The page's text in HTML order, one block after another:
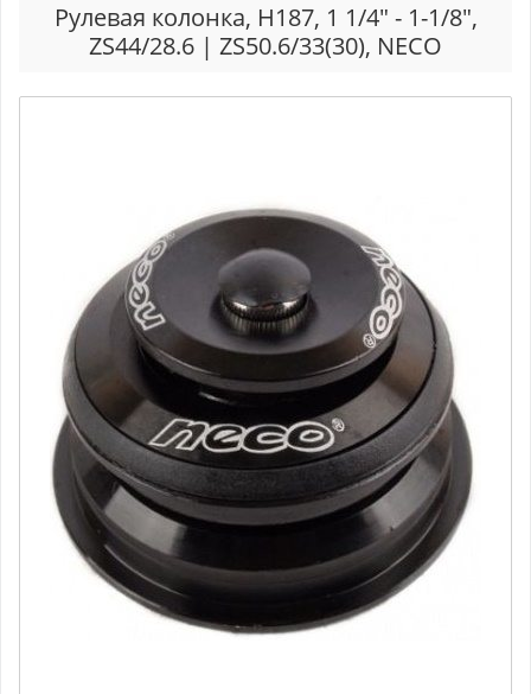
Рулевая колонка, H187, 1 1/4" - 1-1/8",
ZS44/28.6 | ZS50.6/33(30), NECO